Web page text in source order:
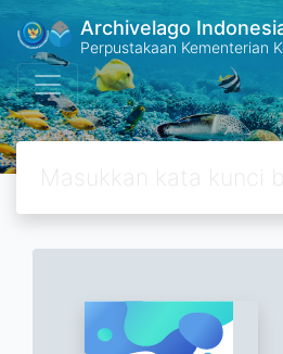
Archivelago
Perpustakaan Kementerian